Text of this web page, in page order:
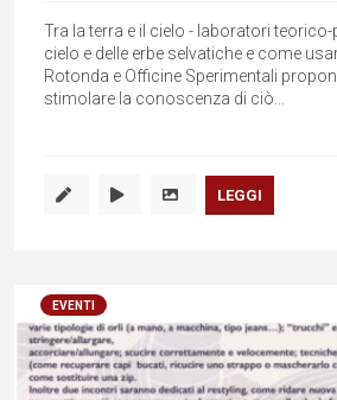
Tra la terra e il cielo - laboratori
cielo e delle erbe selvatiche e come
Rotonda e Officine Sperimentali
stimolare la conoscenza di ciò...
LEGGI
EVENTI